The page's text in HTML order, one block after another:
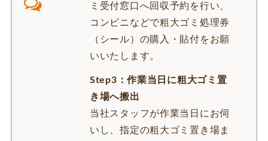
ミ受付窓口へ回収予約を行い、
コンビニなどで粗大ゴミ処理券
（シール）の購入・貼付をお願
いいたします。
Step3：作業当日に粗大ゴミ置
き場へ搬出
当社スタッフが作業当日にお伺
いし、指定の粗大ゴミ置き場ま